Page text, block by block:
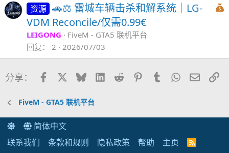
资源 🚗⚖️ 雷城车辆击杀和解系统｜LG-
VDM Reconcile/仅需0.99€
LEIGONG
FiveM - GTA5 联机平台
回复
2 2026/07/03
分享： FacebookBlueskyLinkedIn
Reddit PinterestTumblrWhatsApp
邮件
FiveM - GTA5 联机平台
简体中文
联系我们
条款和规则 隐私政策 帮助 主页
R